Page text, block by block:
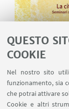
QUESTO
COOKIE
Nel nostro sito
funzionamento, sia
che potrai attivare
Cookie e altri
Guarda su